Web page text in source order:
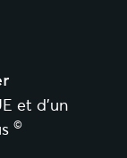
et d’un
©